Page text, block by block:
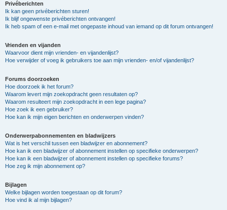
Privéberichten
Ik kan geen privéberichten sturen!
Ik blijf ongewenste privéberichten ontvangen!
Ik heb spam of een e-mail met ongepaste inhoud van iemand op dit forum ontvangen!
Vrienden en vijanden
Waarvoor dient mijn vrienden- en vijandenlijst?
Hoe verwijder of voeg ik gebruikers toe aan mijn vrienden- en/of vijandenlijst?
Forums doorzoeken
Hoe doorzoek ik het forum?
Waarom levert mijn zoekopdracht geen resultaten op?
Waarom resulteert mijn zoekopdracht in een lege pagina?
Hoe zoek ik een gebruiker?
Hoe kan ik mijn eigen berichten en onderwerpen vinden?
Onderwerpabonnementen en bladwijzers
Wat is het verschil tussen een bladwijzer en abonnement?
Hoe kan ik een bladwijzer of abonnement instellen op specifieke onderwerpen?
Hoe kan ik een bladwijzer of abonnement instellen op specifieke forums?
Hoe zeg ik mijn abonnement op?
Bijlagen
Welke bijlagen worden toegestaan op dit forum?
Hoe vind ik al mijn bijlagen?